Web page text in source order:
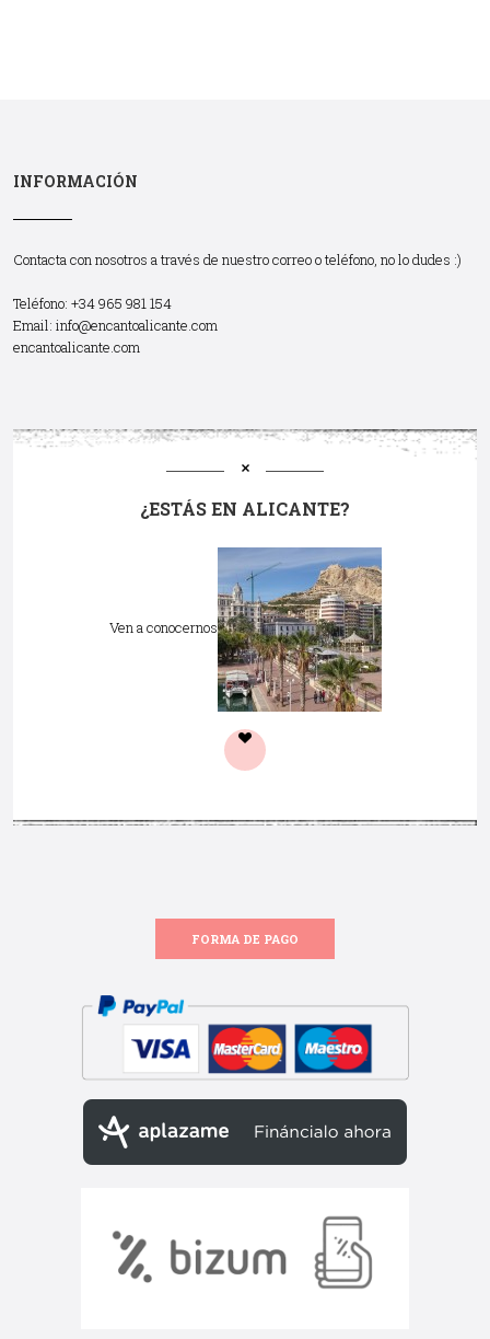
INFORMACIÓN
Contacta con nosotros a través de nuestro correo o teléfono, no lo dudes :)
Teléfono: +34 965 981 154
Email: info@encantoalicante.com
encantoalicante.com
¿ESTÁS EN ALICANTE?
Ven a conocernos
FORMA DE PAGO